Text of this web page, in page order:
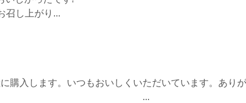
し上がり...
購入します。いつもおいしくいただいています。ありが
ます。 ...